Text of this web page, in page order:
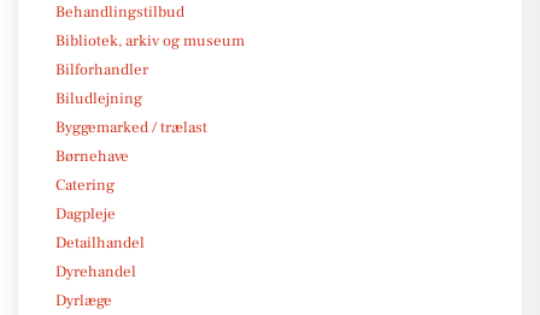
Behandlingstilbud
Bibliotek, arkiv og museum
Bilforhandler
Biludlejning
Byggemarked / trælast
Børnehave
Catering
Dagpleje
Detailhandel
Dyrehandel
Dyrlæge